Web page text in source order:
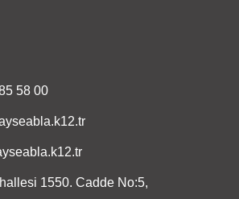
58 00
1550. Cadde No:5,